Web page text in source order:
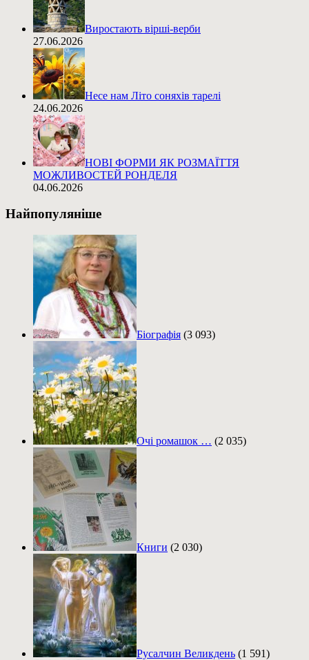
Виростають вірші-верби
27.06.2026
Несе нам Літо соняхів тарелі
24.06.2026
НОВІ ФОРМИ ЯК РОЗМАЇТТЯ
МОЖЛИВОСТЕЙ РОНДЕЛЯ
04.06.2026
Найпопуляніше
Біографія (3 093)
Очі ромашок … (2 035)
Книги (2 030)
Русалчин Великдень (1 591)